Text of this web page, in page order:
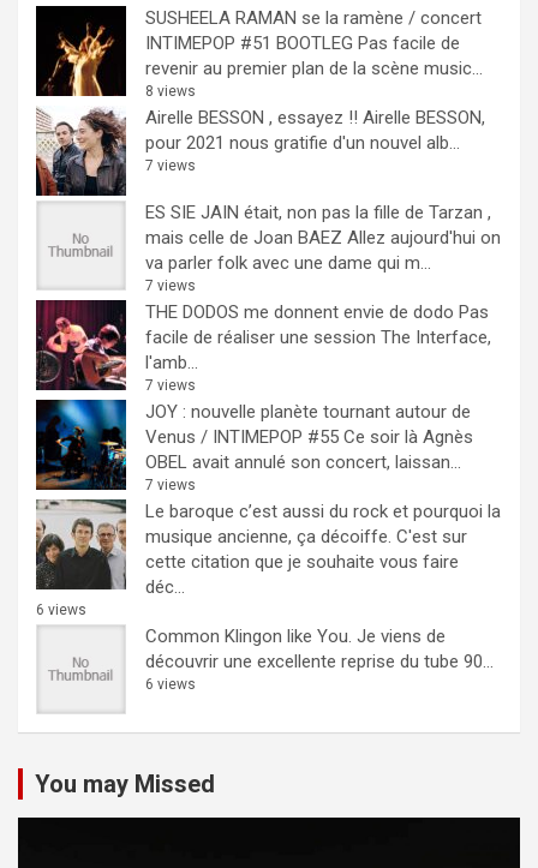
SUSHEELA RAMAN se la ramène / concert
INTIMEPOP #51 BOOTLEG Pas facile de
revenir au premier plan de la scène music...
8 views
Airelle BESSON , essayez !! Airelle BESSON,
pour 2021 nous gratifie d'un nouvel alb...
7 views
ES SIE JAIN était, non pas la fille de Tarzan ,
mais celle de Joan BAEZ Allez aujourd'hui on
va parler folk avec une dame qui m...
7 views
THE DODOS me donnent envie de dodo Pas
facile de réaliser une session The Interface,
l'amb...
7 views
JOY : nouvelle planète tournant autour de
Venus / INTIMEPOP #55 Ce soir là Agnès
OBEL avait annulé son concert, laissan...
7 views
Le baroque c’est aussi du rock et pourquoi la
musique ancienne, ça décoiffe. C'est sur
cette citation que je souhaite vous faire
déc...
6 views
Common Klingon like You. Je viens de
découvrir une excellente reprise du tube 90...
6 views
You may Missed